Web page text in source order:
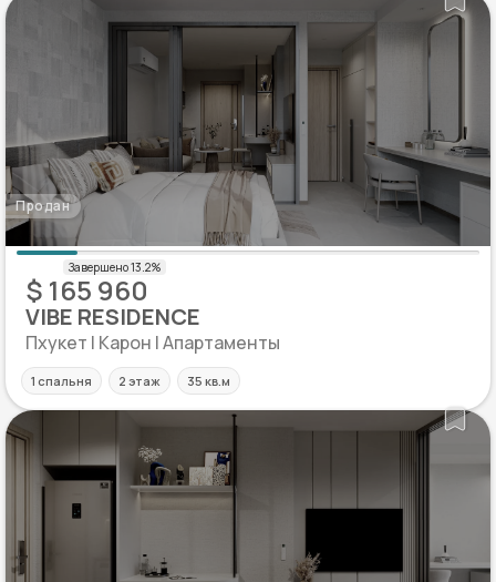
Продан
$ 165 960
VIBE RESIDENCE
Пхукет | Карон | Апартаменты
1 спальня 2 этаж 35 кв.м